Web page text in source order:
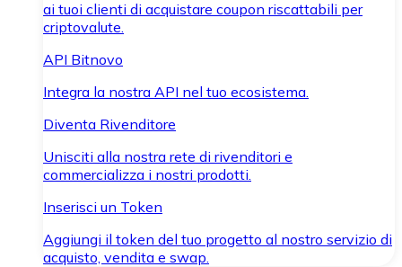
ai tuoi clienti di acquistare coupon riscattabili per
criptovalute.
API Bitnovo
Integra la nostra API nel tuo ecosistema.
Diventa Rivenditore
Unisciti alla nostra rete di rivenditori e
commercializza i nostri prodotti.
Inserisci un Token
Aggiungi il token del tuo progetto al nostro servizio di
acquisto, vendita e swap.